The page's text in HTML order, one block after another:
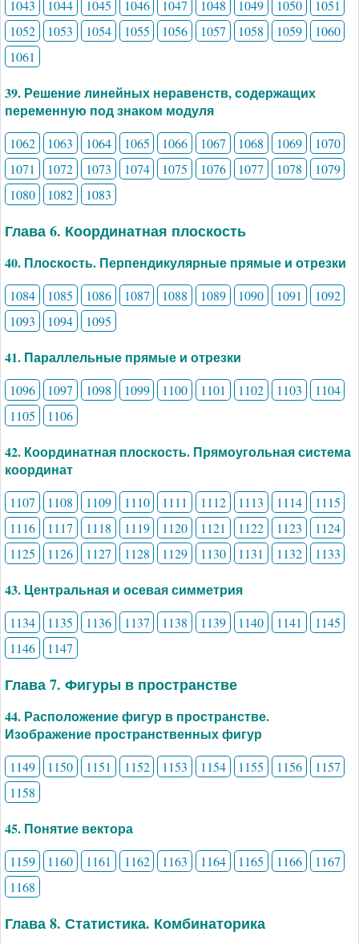
1043 1044 1045 1046 1047 1048 1049 1050
1051
1052
1053 1054 1055 1056 1057 1058 1059
1060
1061
39. Решение линейных неравенств, содержащих
переменную под знаком модуля
1062 1063 1064 1065 1066 1067 1068 1069
1070
1071
1072 1073 1074 1075 1076 1077 1078
1079
1080
1082 1083
Глава 6. Координатная плоскость
40. Плоскость. Перпендикулярные прямые и отрезки
1084 1085 1086 1087 1088 1089 1090 1091
1092
1093
1094 1095
41. Параллельные прямые и отрезки
1096 1097 1098 1099 1100 1101 1102 1103
1104
1105
1106
42. Координатная плоскость. Прямоугольная система
координат
1107 1108 1109 1110 1111 1112 1113 1114
1115
1116
1117 1118 1119 1120 1121 1122 1123
1124
1125
1126 1127 1128 1129 1130 1131 1132 1133
43. Центральная и осевая симметрия
1134 1135 1136 1137 1138 1139 1140 1141
1145
1146
1147
Глава 7. Фигуры в пространстве
44. Расположение фигур в пространстве.
Изображение пространственных фигур
1149 1150 1151 1152 1153 1154 1155 1156
1157
1158
45. Понятие вектора
1159 1160 1161 1162 1163 1164 1165 1166
1167
1168
Глава 8. Статистика. Комбинаторика